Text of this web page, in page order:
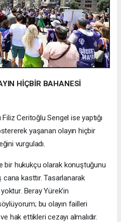
HİÇBİR BAHANESİ
Ceritoğlu Sengel ise yaptığı
yaşanan olayın hiçbir
vurguladı.
bir hukukçu olarak konuştuğunu
cana kasttır. Tasarlanarak
Beray Yürek’in
bu olayın failleri
hak ettikleri cezayı almalıdır.